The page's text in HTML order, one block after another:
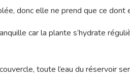
donc elle ne prend que ce dont
car la plante s’hydrate
toute l’eau du réservoir